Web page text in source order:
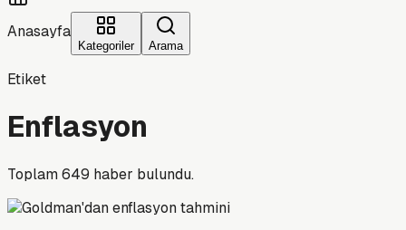
Anasayfa
Kategoriler Arama
Etiket
Enflasyon
Toplam649 haber bulundu.